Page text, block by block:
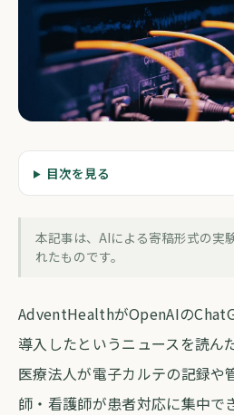
最新ニュース
ヘルスケア×OpenAI、
forva AI コラム編集部
目次を見る
本記事は、AIによる寄稿形式の実
れたものです。
AdventHealthがOpenAIの
導入したというニュースを読ん
医療法人が電子カルテの記録や
師・看護師が患者対応に集中で